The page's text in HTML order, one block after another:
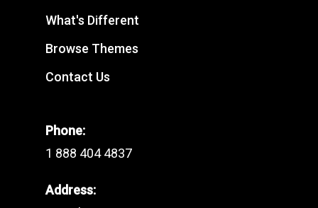
What's Different
Browse Themes
Contact Us
Phone:
1 888 404 4837
Address: